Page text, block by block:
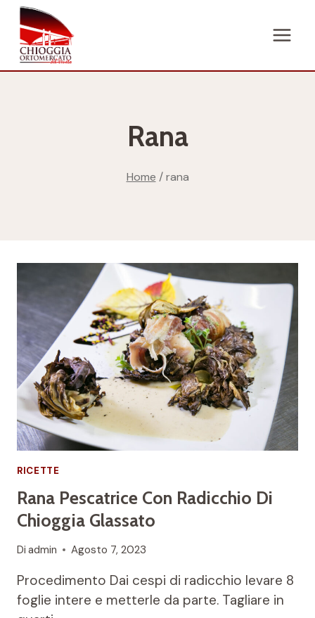
Salta
contenuto
Rana
Home / rana
RICETTE
Rana Pescatrice Con Radicchio Di
Chioggia Glassato
Di admin Agosto 7, 2023
Procedimento Dai cespi di radicchio levare 8
foglie intere e metterle da parte. Tagliare in